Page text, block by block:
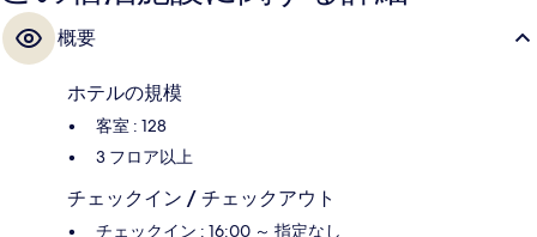
概要
ホテルの規模
客室 : 128
3 フロア以上
チェックイン / チェックアウト
チェックイン : 16:00 ～ 指定なし